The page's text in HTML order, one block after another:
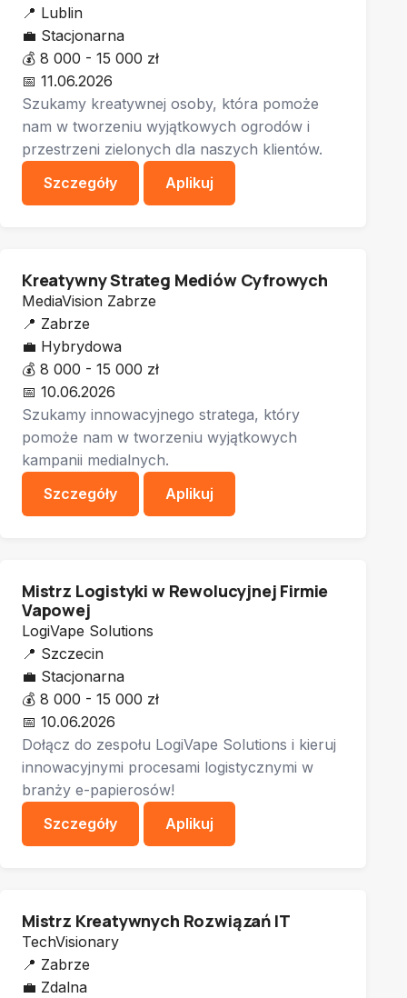
📍 Lublin
💼 Stacjonarna
💰 8 000 - 15 000 zł
📅 11.06.2026
Szukamy kreatywnej osoby, która pomoże
nam w tworzeniu wyjątkowych ogrodów i
przestrzeni zielonych dla naszych klientów.
Szczegóły
Aplikuj
Kreatywny Strateg Mediów Cyfrowych
MediaVision Zabrze
📍 Zabrze
💼 Hybrydowa
💰 8 000 - 15 000 zł
📅 10.06.2026
Szukamy innowacyjnego stratega, który
pomoże nam w tworzeniu wyjątkowych
kampanii medialnych.
Szczegóły
Aplikuj
Mistrz Logistyki w Rewolucyjnej Firmie
Vapowej
LogiVape Solutions
📍 Szczecin
💼 Stacjonarna
💰 8 000 - 15 000 zł
📅 10.06.2026
Dołącz do zespołu LogiVape Solutions i kieruj
innowacyjnymi procesami logistycznymi w
branży e-papierosów!
Szczegóły
Aplikuj
Mistrz Kreatywnych Rozwiązań IT
TechVisionary
📍 Zabrze
💼 Zdalna